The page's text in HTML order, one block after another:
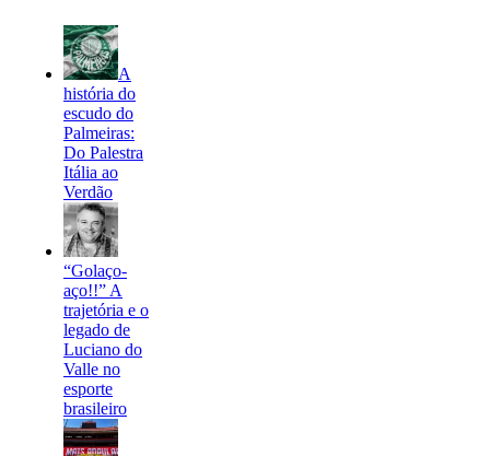
A
história do
escudo do
Palmeiras:
Do Palestra
Itália ao
Verdão
“Golaço-
aço!!” A
trajetória e o
legado de
Luciano do
Valle no
esporte
brasileiro